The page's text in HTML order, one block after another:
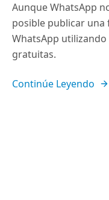
Aunque WhatsApp
posible publicar una
WhatsApp
gratuitas.
Continúe Leyendo